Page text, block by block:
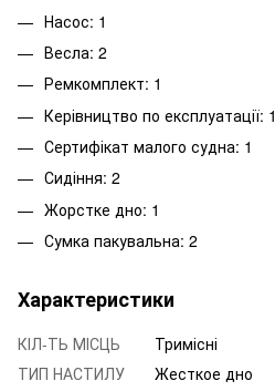
Насос: 1
Весла: 2
Ремкомплект: 1
Керівництво по експлуатації: 1
Сертифікат малого судна: 1
Сидіння: 2
Жорстке дно: 1
Сумка пакувальна: 2
Характеристики
КІЛ-ТЬ МІСЦЬ
Тримісні
ТИП НАСТИЛУ
Жесткое дно